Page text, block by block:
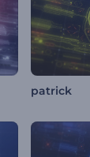
patrick